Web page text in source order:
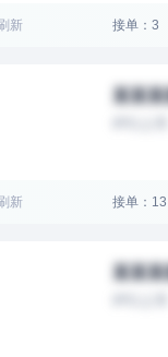
新 接单：3
某某
新 接单：13
某某